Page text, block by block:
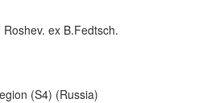
ex B.Fedtsch.
(S4) (Russia)